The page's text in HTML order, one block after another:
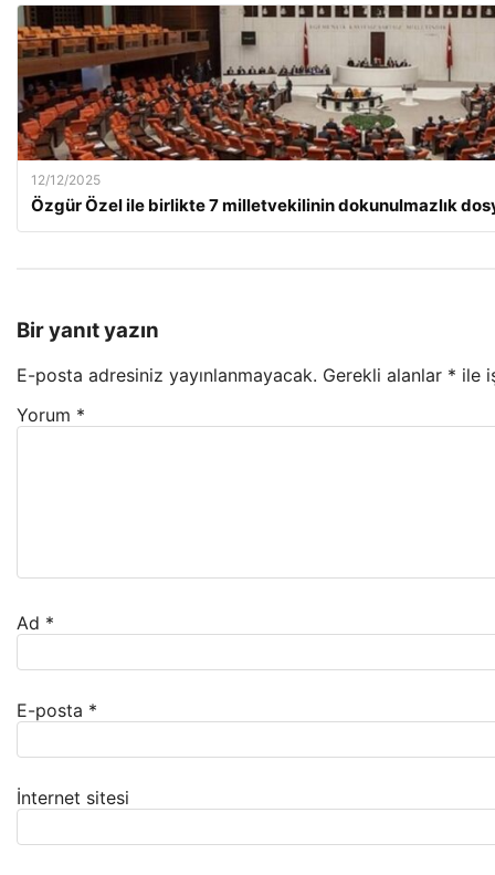
12/12/2025
Özgür Özel ile birlikte 7 milletvekilinin dokunulmazlık
Bir yanıt yazın
E-posta adresiniz yayınlanmayacak. Gerekli alanlar * ile
Yorum *
Ad *
E-posta *
İnternet sitesi